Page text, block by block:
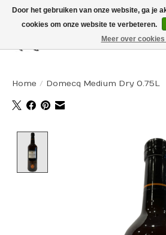
Home / Domecq Medium Dry 0.75L
Product image
Door het gebruiken van onze website, ga je
cookies om onze website te verbeteren.
Meer over cookies